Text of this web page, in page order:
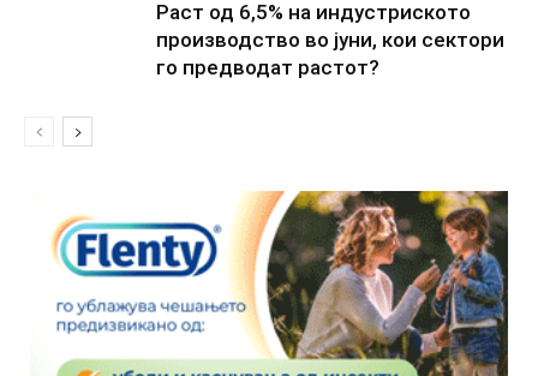
Раст од 6,5% на индустриското
производство во јуни, кои сектори
го предводат растот?